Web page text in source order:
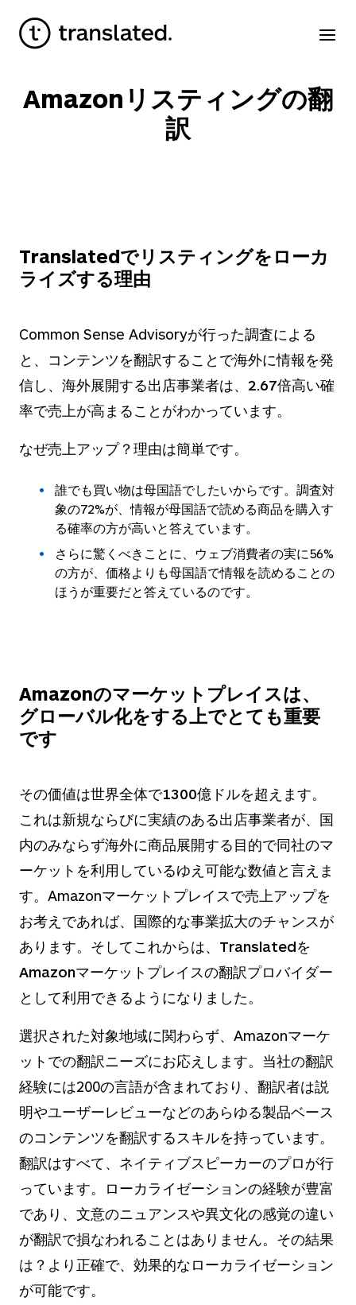
Amazonリスティングの翻
訳
Translatedでリスティングをローカ
ライズする理由
Common Sense Advisoryが行った調査による
と、コンテンツを翻訳することで海外に情報を発
信し、海外展開する出店事業者は、 2.67倍高い確
率で売上が高まることがわかっています。
なぜ売上アップ？理由は簡単です。
誰でも買い物は母国語でしたいからです。調査対
象の72%が、情報が母国語で読める商品を購入す
る確率の方が高いと答えています。
さらに驚くべきことに、ウェブ消費者の実に56%
の方が、価格よりも母国語で情報を読めることの
ほうが重要だと答えているのです。
Amazonのマーケットプレイスは、
グローバル化をする上でとても重要
です
その価値は世界全体で1300億ドルを超えます。
これは新規ならびに実績のある出店事業者が、国
内のみならず海外に商品展開する目的で同社のマ
ーケットを利用しているゆえ可能な数値と言えま
す。Amazonマーケットプレイスで売上アップを
お考えであれば、国際的な事業拡大のチャンスが
あります。そしてこれからは、Translatedを
Amazonマーケットプレイスの翻訳プロバイダー
として利用できるようになりました。
選択された対象地域に関わらず、Amazonマーケ
ットでの翻訳ニーズにお応えします。当社の翻訳
経験には200の言語が含まれており、翻訳者は説
明やユーザーレビューなどのあらゆる製品ベース
のコンテンツを翻訳するスキルを持っています。
翻訳はすべて、ネイティブスピーカーのプロが行
っています。
ローカライゼーションの経験が豊富
であり、文意のニュアンスや異文化の感覚の違い
が翻訳で損なわれることはありません。 その結果
は？より正確で、効果的なローカライゼーション
が可能です。